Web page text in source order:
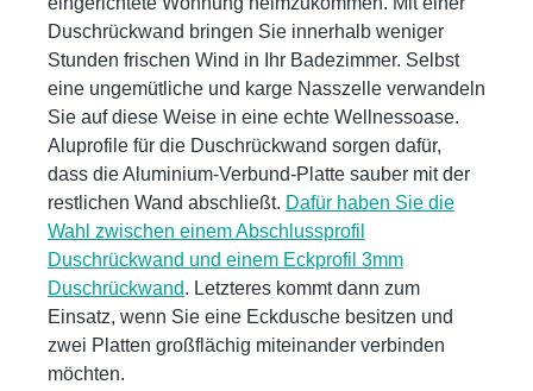
Duschrückwand bringen Sie innerhalb weniger
Stunden frischen Wind in Ihr Badezimmer. Selbst
eine ungemütliche und karge Nasszelle verwandeln
Sie auf diese Weise in eine echte Wellnessoase.
Aluprofile für die Duschrückwand sorgen dafür,
dass die Aluminium-Verbund-Platte sauber mit der
restlichen Wand abschließt. Dafür haben Sie die
Wahl zwischen einem Abschlussprofil
Duschrückwand und einem Eckprofil 3mm
Duschrückwand. Letzteres kommt dann zum
Einsatz, wenn Sie eine Eckdusche besitzen und
zwei Platten großflächig miteinander verbinden
möchten.